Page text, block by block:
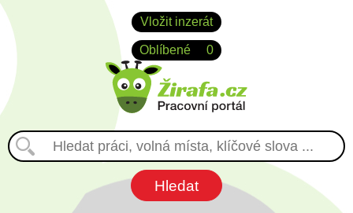
Vložit inzerát
Oblíbené 0